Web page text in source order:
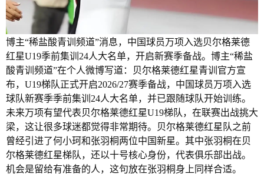
博主“稀盐酸青训频道”消息，中国球员万项入选贝尔格莱德
红星U19季前集训24人大名单，开启新赛季备战。博主“稀盐
酸青训频道”在个人微博写道：贝尔格莱德红星青训官方宣
布，U19梯队正式开启2026/27赛季备战，中国球员万项入选
球队新赛季季前集训24人大名单，并已跟随球队开始训练。
未来万项有望代表贝尔格莱德红星U19梯队，在联赛出战挑大
梁，这让很多球迷都觉得非常期待。贝尔格莱德红星队之前
曾经引进了何小珂和张羽桐两位中国新星。其中张羽桐在贝
尔格莱德红星梯队，还以十号核心身份，代表俱乐部出战。
机会是留给有准备的人，这句放在张羽桐身上同样合适。